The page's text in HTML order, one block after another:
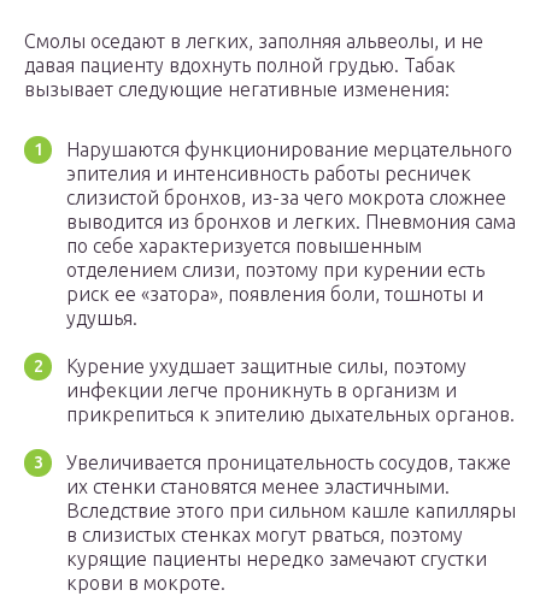
Смолы оседают в легких, заполняя альвеолы, и не
давая пациенту вдохнуть полной грудью. Табак
вызывает следующие негативные изменения:
Нарушаются функционирование мерцательного
эпителия и интенсивность работы ресничек
слизистой бронхов, из-за чего мокрота сложнее
выводится из бронхов и легких. Пневмония сама
по себе характеризуется повышенным
отделением слизи, поэтому при курении есть
риск ее «затора», появления боли, тошноты и
удушья.
Курение ухудшает защитные силы, поэтому
инфекции легче проникнуть в организм и
прикрепиться к эпителию дыхательных органов.
Увеличивается проницательность сосудов, также
их стенки становятся менее эластичными.
Вследствие этого при сильном кашле капилляры
в слизистых стенках могут рваться, поэтому
курящие пациенты нередко замечают сгустки
крови в мокроте.